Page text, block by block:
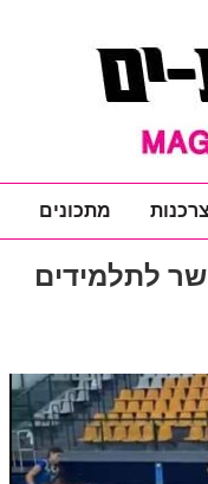
צרכנות מתכונים
לתלמידים